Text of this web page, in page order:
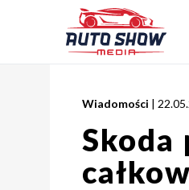
Wiadomości |
Skoda